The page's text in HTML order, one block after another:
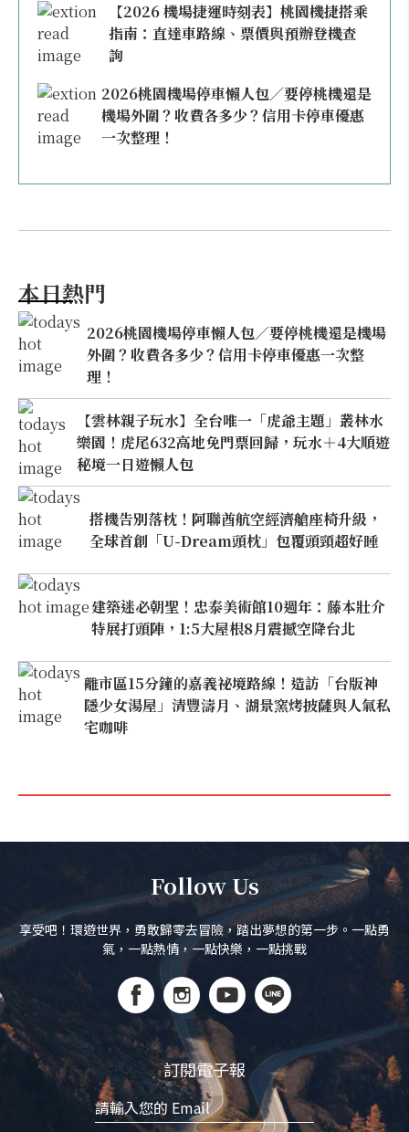
【2026 機場捷運時刻表】桃園機捷搭乘
指南：直達車路線、票價與預辦登機查
詢
2026桃園機場停車懶人包／要停桃機還是
機場外圍？收費各多少？信用卡停車優惠
一次整理！
本日熱門
2026桃園機場停車懶人包／要停桃機還是機場
外圍？收費各多少？信用卡停車優惠一次整
理！
【雲林親子玩水】全台唯一「虎爺主題」叢林水
樂園！虎尾632高地免門票回歸，玩水＋4大順遊
秘境一日遊懶人包
搭機告別落枕！阿聯酋航空經濟艙座椅升級，
全球首創「U-Dream頭枕」包覆頭頸超好睡
建築迷必朝聖！忠泰美術館10週年：藤本壯介
特展打頭陣，1:5大屋根8月震撼空降台北
離市區15分鐘的嘉義祕境路線！造訪「台版神
隱少女湯屋」清豐濤月、湖景窯烤披薩與人氣私
宅咖啡
Follow Us
享受吧！環遊世界，勇敢歸零去冒險，踏出夢想的第一步。一點勇
氣，一點熱情，一點快樂，一點挑戰
訂閱電子報